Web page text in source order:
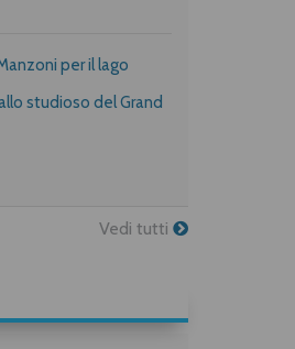
per il lago
studioso del Grand
Vedi tutti